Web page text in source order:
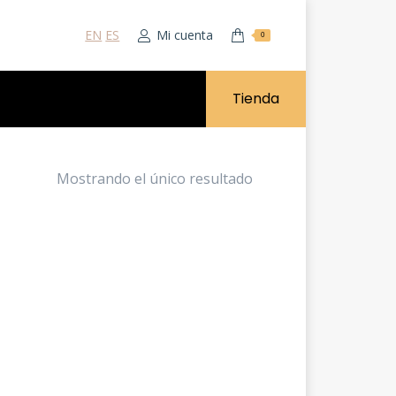
EN ES Mi cuenta 0
Tienda
Mostrando el único resultado